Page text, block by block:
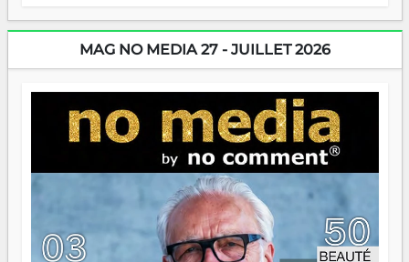
dorment vraiment la nuit. En culture, les nouvelles sont
encore meilleures. Aina Rasamoelina vient de décrocher le
Prix RFI Instrumental Afrique. Miangaly Elia rafle le Prix
jeunes qui tiennent la torche. Alors oui, on pourrait
s'arrêter là, applaudir et rentrer chez soi satisfait. Mais ce
serait passer à côté d'une chose essentielle. La fougue, ça
brûle fort — et parfois, ça brûle vite. Une flamme sans
direction peut éclairer autant qu'elle peut consumer. C'est
là que les aînés entrent en scène — pas pour reprendre le
gouvernail, mais pour montrer où sont les récifs. Les jeunes
ont la force, les vieux ont l'expérience, comme on dit. Ce
n'est pas un combat de générations — c'est une question
d'équipage. Partagez vos réussites, mais aussi vos échecs.
Surtout vos échecs, d'ailleurs — ils enseignent mieux que
MAG NO MEDIA 27 - JUILLET 2026